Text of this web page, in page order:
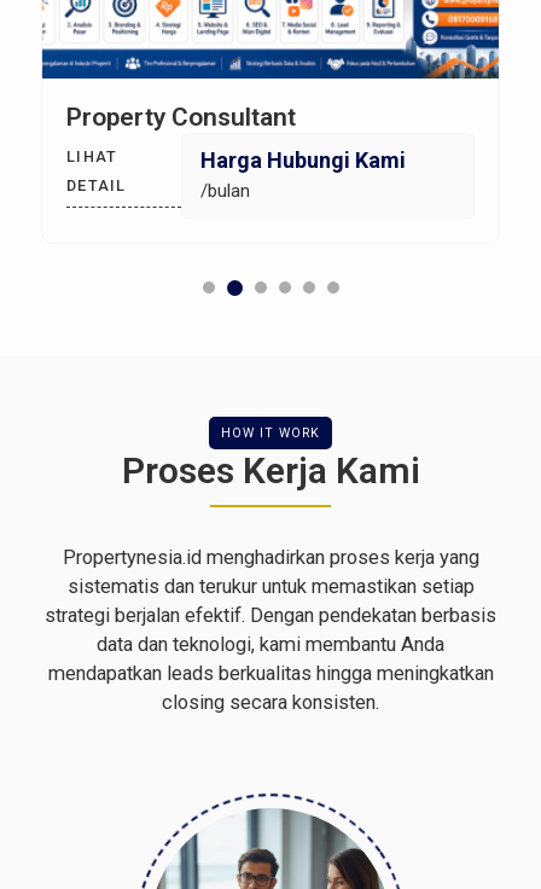
Property Consultant
Harga Hubungi Kami
/bulan
LIHAT
DETAIL
HOW IT WORK
Proses Kerja Kami
Propertynesia.id menghadirkan proses kerja yang
sistematis dan terukur untuk memastikan setiap
strategi berjalan efektif. Dengan pendekatan berbasis
data dan teknologi, kami membantu Anda
mendapatkan leads berkualitas hingga meningkatkan
closing secara konsisten.